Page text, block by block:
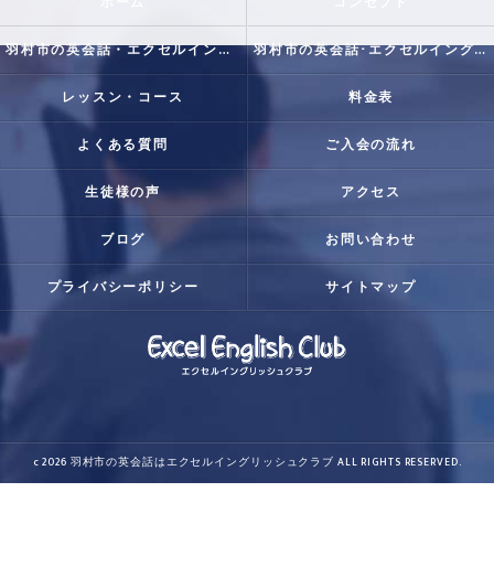
羽村市の英会話・エクセルイングリッシュクラブの口コミ情報 羽村市の英会話･エクセルイングリッシュクラブの評判
レッスン・コース 料金表
よくある質問 ご入会の流れ
生徒様の声 アクセス
ブログ お問い合わせ
プライバシーポリシー サイトマップ
c 2026 羽村市の英会話はエクセルイングリッシュクラブ ALL RIGHTS RESERVED.